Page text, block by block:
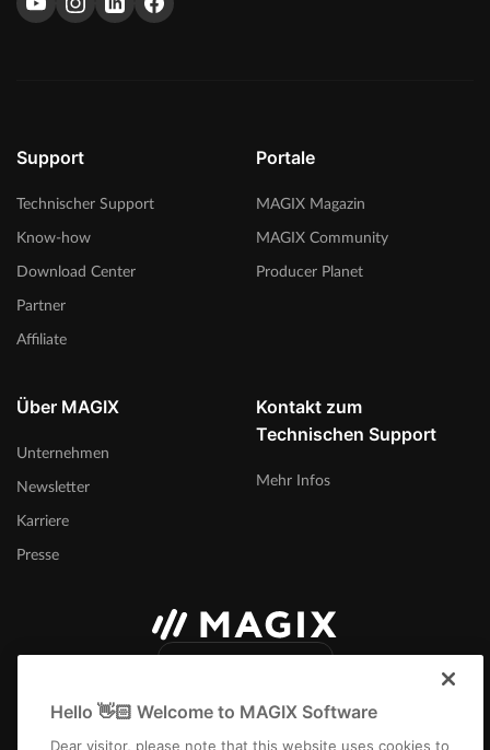
Support
Technischer Support
Know-how
Download Center
Partner
Affiliate
Portale
MAGIX Magazin
MAGIX Community
Producer Planet
Über MAGIX
Unternehmen
Newsletter
Karriere
Presse
Kontakt zum
Technischen Support
Mehr Infos
Hello 👋🏻 Welcome to MAGIX Software
Dear visitor, please note that this website uses cookies to